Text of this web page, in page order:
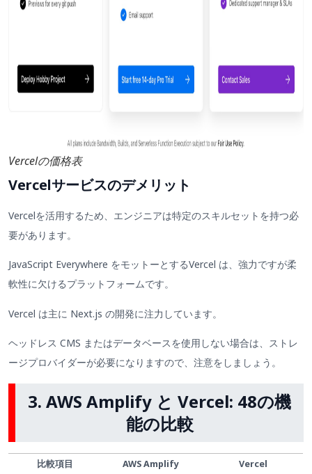
Vercelの価格表
Vercelサービスのデメリット
Vercelを活用するため、エンジニアは特定のスキルセットを持つ必
要があります。
JavaScript Everywhere をモットーとするVercel は、強力ですが柔
軟性に欠けるプラットフォームです。
Vercel は主に Next.js の開発に注力しています。
ヘッドレス CMS またはデータベースを使用しない場合は、ストレ
ージプロバイダーが必要になりますので、注意をしましょう。
3. AWS Amplify と Vercel: 48の機
能の比較
比較項目 AWS Amplify
Vercel